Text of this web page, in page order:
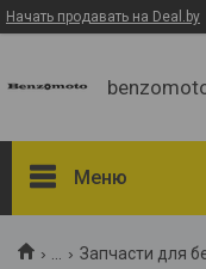
Начать продавать на Deal.by
Меню
Запчасти для